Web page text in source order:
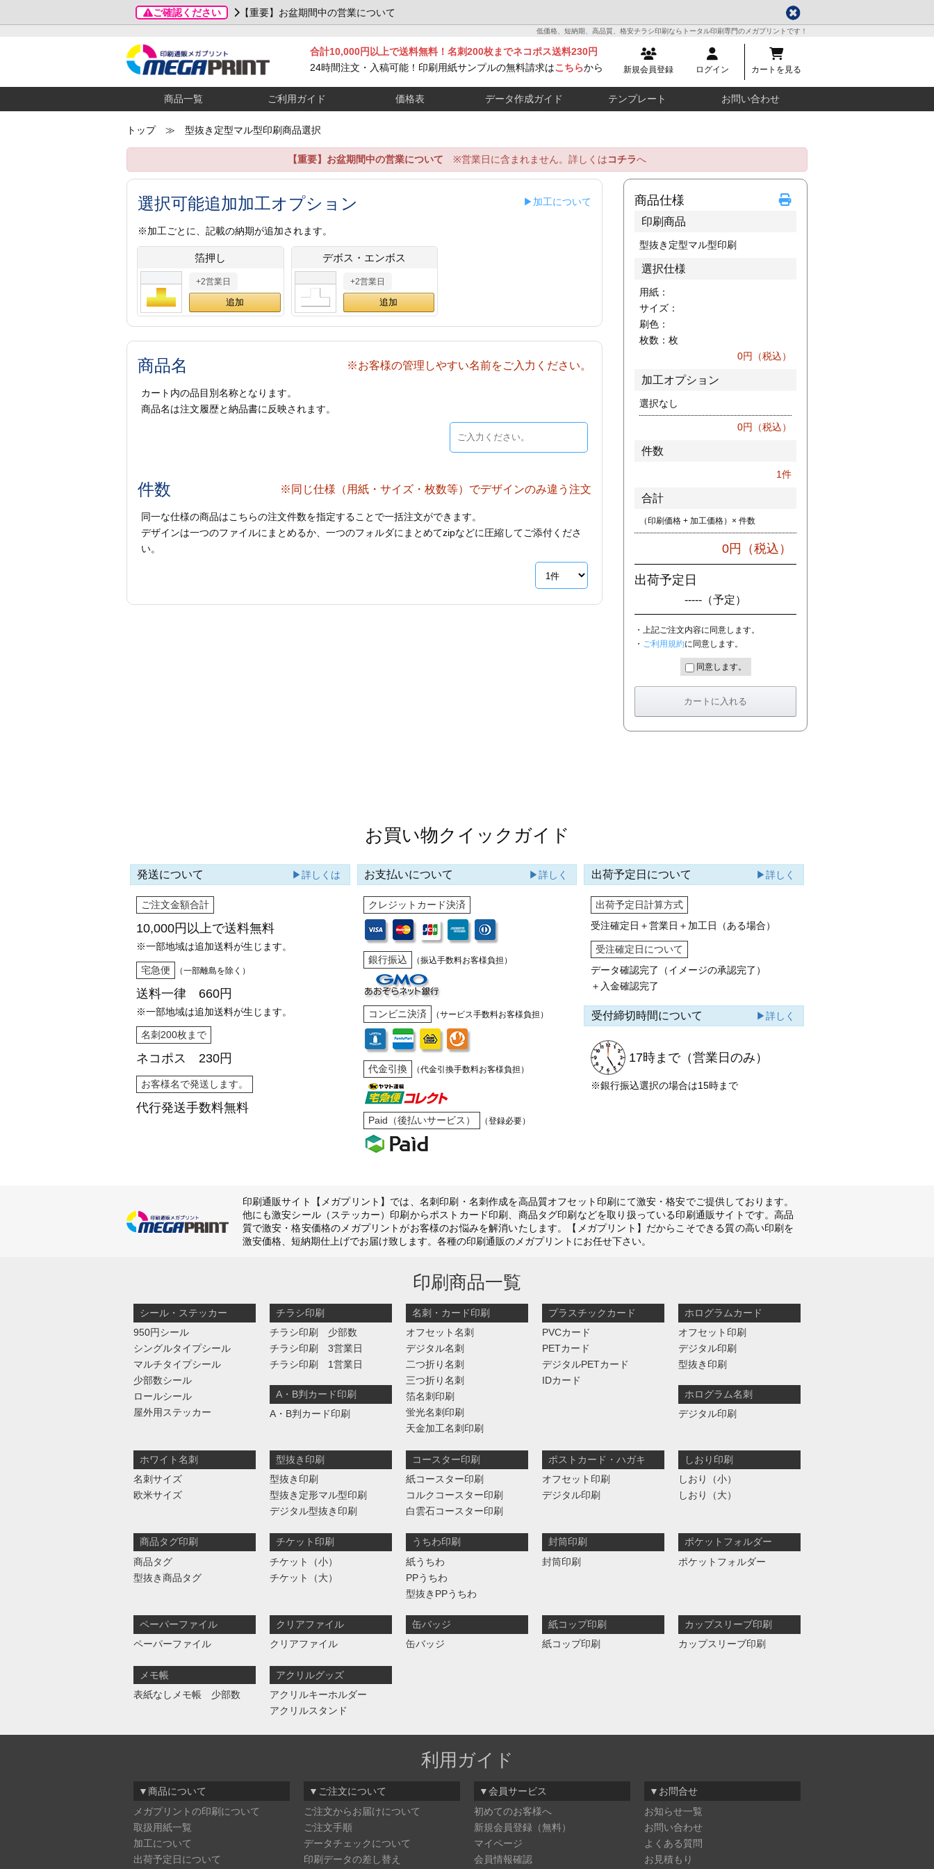
ご確認ください 【重要】お盆期間中の営業について
低価格、短納期、高品質、格安チラシ印刷ならトータル印刷専門のメガプリントです！
新規会員登録 ログイン カートを見る
合計10,000円以上で送料無料！名刺200枚までネコポス送料230円
24時間注文・入稿可能！印刷用紙サンプルの無料請求はこちらから
商品一覧 ご利用ガイド 価格表 データ作成ガイド テンプレート お問い合わせ
トップ≫ 型抜き定型マル型印刷商品選択
【重要】お盆期間中の営業について ※営業日に含まれません。詳しくはコチラへ
選択可能追加加工オプション ▶加工について
※加工ごとに、記載の納期が追加されます。
箔押し
+2営業日
デボス・エンボス
+2営業日
商品名 ※お客様の管理しやすい名前をご入力ください。
カート内の品目別名称となります。
商品名は注文履歴と納品書に反映されます。
件数 ※同じ仕様（用紙・サイズ・枚数等）でデザインのみ違う注文
同一な仕様の商品はこちらの注文件数を指定することで一括注文ができます。
デザインは一つのファイルにまとめるか、一つのフォルダにまとめてzipなどに圧縮してご添付くださ
い。
商品仕様
印刷商品
型抜き定型マル型印刷
選択仕様
用紙：
サイズ：
刷色：
枚数： 枚
0円（税込）
加工オプション
選択なし
0円（税込）
件数
1件
合計
（印刷価格 + 加工価格）× 件数
0円（税込）
出荷予定日
----- （予定）
・上記ご注文内容に同意します。
・ ご利用規約に同意します。
同意します。
お買い物クイックガイド
発送について ▶詳しくは
ご注文金額合計
10,000円以上で送料無料
※一部地域は追加送料が生じます。
宅急便 （一部離島を除く）
送料一律 660円
※一部地域は追加送料が生じます。
名刺200枚まで
ネコポス 230円
お客様名で発送します。
代行発送手数料無料
お支払いについて ▶詳しく
クレジットカード決済
銀行振込 （振込手数料お客様負担）
コンビニ決済 （サービス手数料お客様負担）
代金引換 （代金引換手数料お客様負担）
Paid（後払いサービス） （登録必要）
出荷予定日について ▶詳しく
出荷予定日計算方式
受注確定日＋営業日＋加工日（ある場合）
受注確定日について
データ確認完了（イメージの承認完了）
＋入金確認完了
受付締切時間について ▶詳しく
17時まで（営業日のみ）
※銀行振込選択の場合は15時まで
印刷通販サイト【メガプリント】では、名刺印刷・名刺作成を高品質オフセット印刷にて激安・格安でご提供しております。
他にも激安シール（ステッカー）印刷からポストカード印刷、商品タグ印刷などを取り扱っている印刷通販サイトです。高品
質で激安・格安価格のメガプリントがお客様のお悩みを解消いたします。【メガプリント】だからこそできる質の高い印刷を
激安価格、短納期仕上げでお届け致します。各種の印刷通販のメガプリントにお任せ下さい。
印刷商品一覧
シール・ステッカー
950円シール
シングルタイプシール
マルチタイプシール
少部数シール
ロールシール
屋外用ステッカー
チラシ印刷
チラシ印刷 少部数
チラシ印刷 3営業日
チラシ印刷 1営業日
A・B判カード印刷
A・B判カード印刷
名刺・カード印刷
オフセット名刺
デジタル名刺
二つ折り名刺
三つ折り名刺
箔名刺印刷
蛍光名刺印刷
天金加工名刺印刷
プラスチックカード
PVCカード
PETカード
デジタルPETカード
IDカード
ホログラムカード
オフセット印刷
デジタル印刷
型抜き印刷
ホログラム名刺
デジタル印刷
ホワイト名刺
名刺サイズ
欧米サイズ
型抜き印刷
型抜き印刷
型抜き定形マル型印刷
デジタル型抜き印刷
コースター印刷
紙コースター印刷
コルクコースター印刷
白雲石コースター印刷
ポストカード・ハガキ
オフセット印刷
デジタル印刷
しおり印刷
しおり（小）
しおり（大）
商品タグ印刷
商品タグ
型抜き商品タグ
チケット印刷
チケット（小）
チケット（大）
うちわ印刷
紙うちわ
PPうちわ
型抜きPPうちわ
封筒印刷
封筒印刷
ポケットフォルダー
ポケットフォルダー
ペーパーファイル
ペーパーファイル
クリアファイル
クリアファイル
缶バッジ
缶バッジ
紙コップ印刷
紙コップ印刷
カップスリーブ印刷
カップスリーブ印刷
メモ帳
表紙なしメモ帳 少部数
アクリルグッズ
アクリルキーホルダー
アクリルスタンド
利用ガイド
▼商品について
メガプリントの印刷について
取扱用紙一覧
加工について
出荷予定日について
▼ご注文について
ご注文からお届けについて
ご注文手順
データチェックについて
印刷データの差し替え
▼会員サービス
初めてのお客様へ
新規会員登録（無料）
マイページ
会員情報確認
▼お問合せ
お知らせ一覧
お問い合わせ
よくある質問
お見積もり